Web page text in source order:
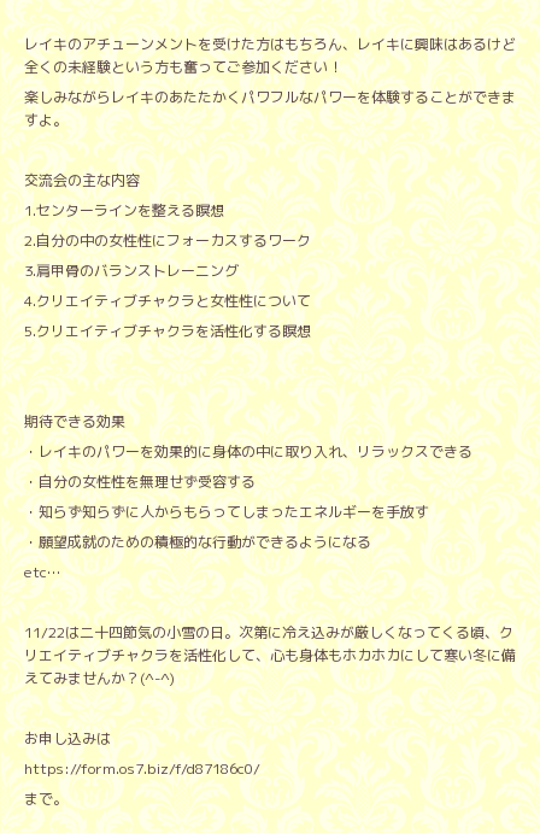
レイキのアチューンメントを受けた方はもちろん、レイキに興味はあるけど
全くの未経験という方も奮ってご参加ください！
楽しみながらレイキのあたたかくパワフルなパワーを体験することができま
すよ。
交流会の主な内容
1.センターラインを整える瞑想
2.自分の中の女性性にフォーカスするワーク
3.肩甲骨のバランストレーニング
4.クリエイティブチャクラと女性性について
5.クリエイティブチャクラを活性化する瞑想
期待できる効果
・レイキのパワーを効果的に身体の中に取り入れ、リラックスできる
・自分の女性性を無理せず受容する
・知らず知らずに人からもらってしまったエネルギーを手放す
・願望成就のための積極的な行動ができるようになる
etc…
11/22は二十四節気の小雪の日。次第に冷え込みが厳しくなってくる頃、ク
リエイティブチャクラを活性化して、心も身体もホカホカにして寒い冬に備
えてみませんか？(^-^)
お申し込みは
https://form.os7.biz/f/d87186c0/
まで。